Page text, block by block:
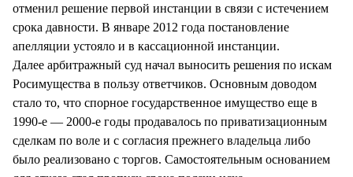
отменил решение первой инстанции в связи с истечением
срока давности. В январе 2012 года постановление
апелляции устояло и в кассационной инстанции.
Далее арбитражный суд начал выносить решения по искам
Росимущества в пользу ответчиков. Основным доводом
стало то, что спорное государственное имущество еще в
1990-е — 2000-е годы продавалось по приватизационным
сделкам по воле и с согласия прежнего владельца либо
было реализовано с торгов. Самостоятельным основанием